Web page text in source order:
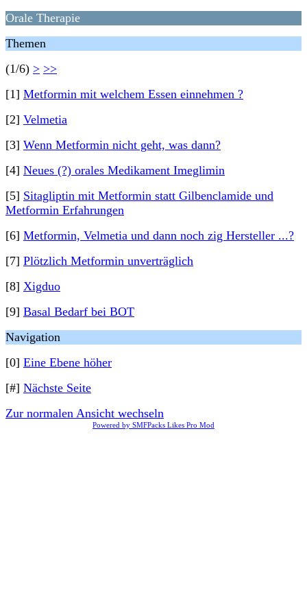
Orale Therapie
Themen
(1/6) > >>
[1] Metformin mit welchem Essen einnehmen ?
[2] Velmetia
[3] Wenn Metformin nicht geht, was dann?
[4] Neues (?) orales Medikament Imeglimin
[5] Sitagliptin mit Metformin statt Gilbenclamide und
Metformin Erfahrungen
[6] Metformin, Velmetia und dann noch zig Hersteller ...?
[7] Plötzlich Metformin unverträglich
[8] Xigduo
[9] Basal Bedarf bei BOT
Navigation
[0] Eine Ebene höher
[#] Nächste Seite
Zur normalen Ansicht wechseln
Powered by SMFPacks Likes Pro Mod